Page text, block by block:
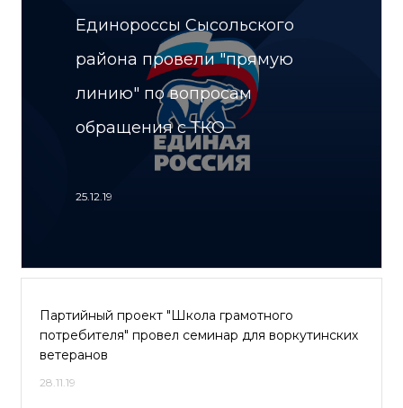
Единороссы Сысольского
района провели "прямую
линию" по вопросам
обращения с ТКО
25.12.19
Партийный проект "Школа грамотного
потребителя" провел семинар для воркутинских
ветеранов
28.11.19